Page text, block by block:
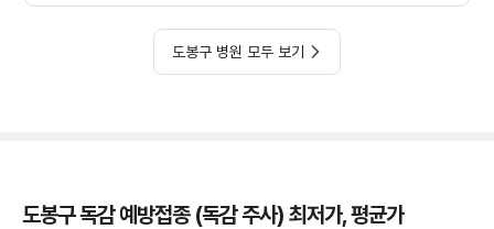
도봉구 병원 모두 보기
도봉구 독감 예방접종 (독감 주사) 최저가, 평균가